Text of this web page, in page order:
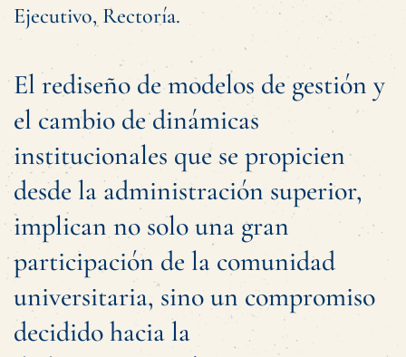
Ejecutivo, Rectoría.
El rediseño de modelos de gestión y
el cambio de dinámicas
institucionales que se propicien
desde la administración superior,
implican no solo una gran
participación de la comunidad
universitaria, sino un compromiso
decidido hacia la